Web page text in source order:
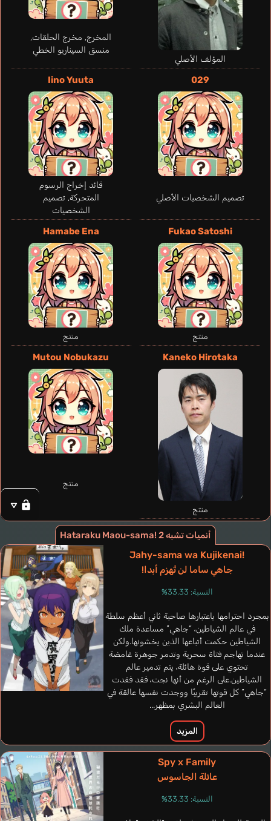
المؤلف الأصلي
المخرج, مخرج الحلقات,
منسق السيناريو الخطي
029
تصميم الشخصيات الأصلي
Iino Yuuta
قائد إخراج الرسوم
المتحركة, تصميم
الشخصيات
Fukao Satoshi
منتج
Hamabe Ena
منتج
Kaneko Hirotaka
منتج
Mutou Nobukazu
منتج
Grelle
James
إنجليزي
Olguín Javier
إسباني
Takenouchi
Renan
برتغالي
Daniel
ألماني
Yusa Emi
Hikasa Youko
Angelle Felecia
Castañeda Carla
Carmes Rune
فرنسي
Menezes Bia
برتغالي
Adramelech
Sugisaki Ryou
Camio
Ogata Kenichi
أنميات تشبه Hataraku Maou-sama! 2
Jahy-sama wa Kujikenai!
جاهي ساما لن تُهزم أبدا!
النسبة: 33.33%
بمجرد احترامها باعتبارها صاحبة ثاني أعظم سلطة
في عالم الشياطين، “جاهي” مساعدة ملك
الشياطين حكمت أتباعها الذين يخشونها.ولكن
عندما تهاجم فتاة سحرية وتدمر جوهرة غامضة
تحتوي على قوة هائلة، يتم تدمير عالم
الشياطين.على الرغم من أنها نجت، فقد فقدت
“جاهي” كل قوتها تقريبًا ووجدت نفسها عالقة في
العالم البشري بمظهر...
المزيد
Spy x Family
عائلة الجاسوس
النسبة: 33.33%